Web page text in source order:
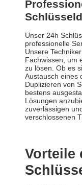
Unser 24h
professionelle
Unsere
Fachwissen, um
zu lösen. Ob es
Austausch eines
Duplizieren von
bestens
Lösungen
zuverlässigen
verschlossenen
Vorteile